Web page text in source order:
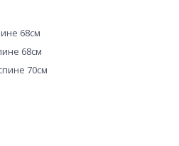
68см
68см
70см